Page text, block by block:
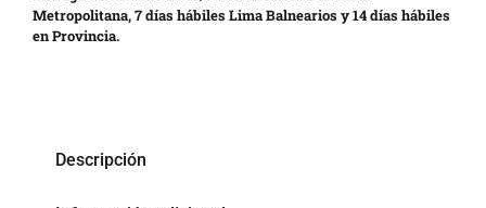
Metropolitana, 7 días hábiles Lima Balnearios y 14 días hábiles
en Provincia.
Descripción